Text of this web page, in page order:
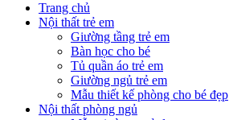
Trang chủ
Nội thất trẻ em
Giường tầng trẻ em
Bàn học cho bé
Tủ quần áo trẻ em
Giường ngủ trẻ em
Mẫu thiết kế phòng cho bé đẹp
Nội thất phòng ngủ